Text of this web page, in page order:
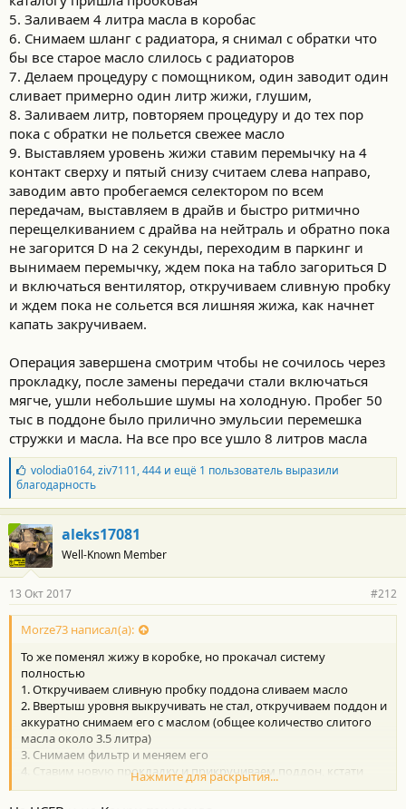
5. Заливаем 4 литра масла в коробас
6. Снимаем шланг с радиатора, я снимал с обратки что
бы все старое масло слилось с радиаторов
7. Делаем процедуру с помощником, один заводит один
сливает примерно один литр жижи, глушим,
8. Заливаем литр, повторяем процедуру и до тех пор
пока с обратки не польется свежее масло
9. Выставляем уровень жижи ставим перемычку на 4
контакт сверху и пятый снизу считаем слева направо,
заводим авто пробегаемся селектором по всем
передачам, выставляем в драйв и быстро ритмично
перещелкиванием с драйва на нейтраль и обратно пока
не загорится D на 2 секунды, переходим в паркинг и
вынимаем перемычку, ждем пока на табло загориться D
и включаться вентилятор, откручиваем сливную пробку
и ждем пока не сольется вся лишняя жижа, как начнет
капать закручиваем.
Операция завершена смотрим чтобы не сочилось через
прокладку, после замены передачи стали включаться
мягче, ушли небольшие шумы на холодную. Пробег 50
тыс в поддоне было прилично эмульсии перемешка
стружки и масла. На все про все ушло 8 литров масла
Б
л
а
г
о
д
а
р
о
с
т
:
volodia0164,ziv7111,444и ещё 1 пользователь выразили
благодарность
aleks17081
Well-Known Member
13 Окт 2017 #212
Morze73 написал(а):
То же поменял жижу в коробке, но прокачал систему
полностью
1. Откручиваем сливную пробку поддона сливаем масло
2. Ввертыш уровня выкручивать не стал, откручиваем поддон и
аккуратно снимаем его с маслом (общее количество слитого
масла около 3.5 литра)
3. Снимаем фильтр и меняем его
4. Ставим новую прокладку и прикручиваем поддон, кстати
оригинальная стоит резинометаллическая а по каталогу
пришла пробковая
Нажмите для раскрытия...